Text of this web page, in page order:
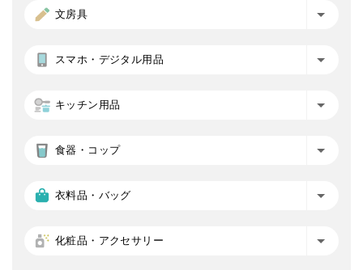
文房具
スマホ・デジタル用品
キッチン用品
食器・コップ
衣料品・バッグ
化粧品・アクセサリー